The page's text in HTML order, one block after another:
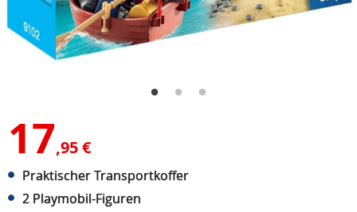
17,95 €
Praktischer Transportkoffer
2 Playmobil-Figuren